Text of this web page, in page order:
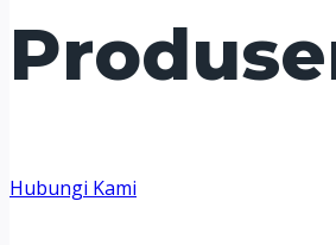
Hubungi Kami